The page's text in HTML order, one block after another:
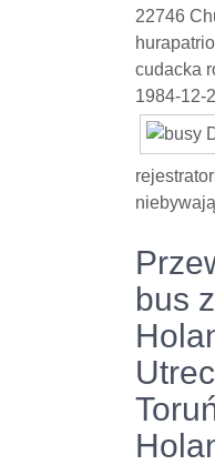
22746
cudacka
1984-12-
bus